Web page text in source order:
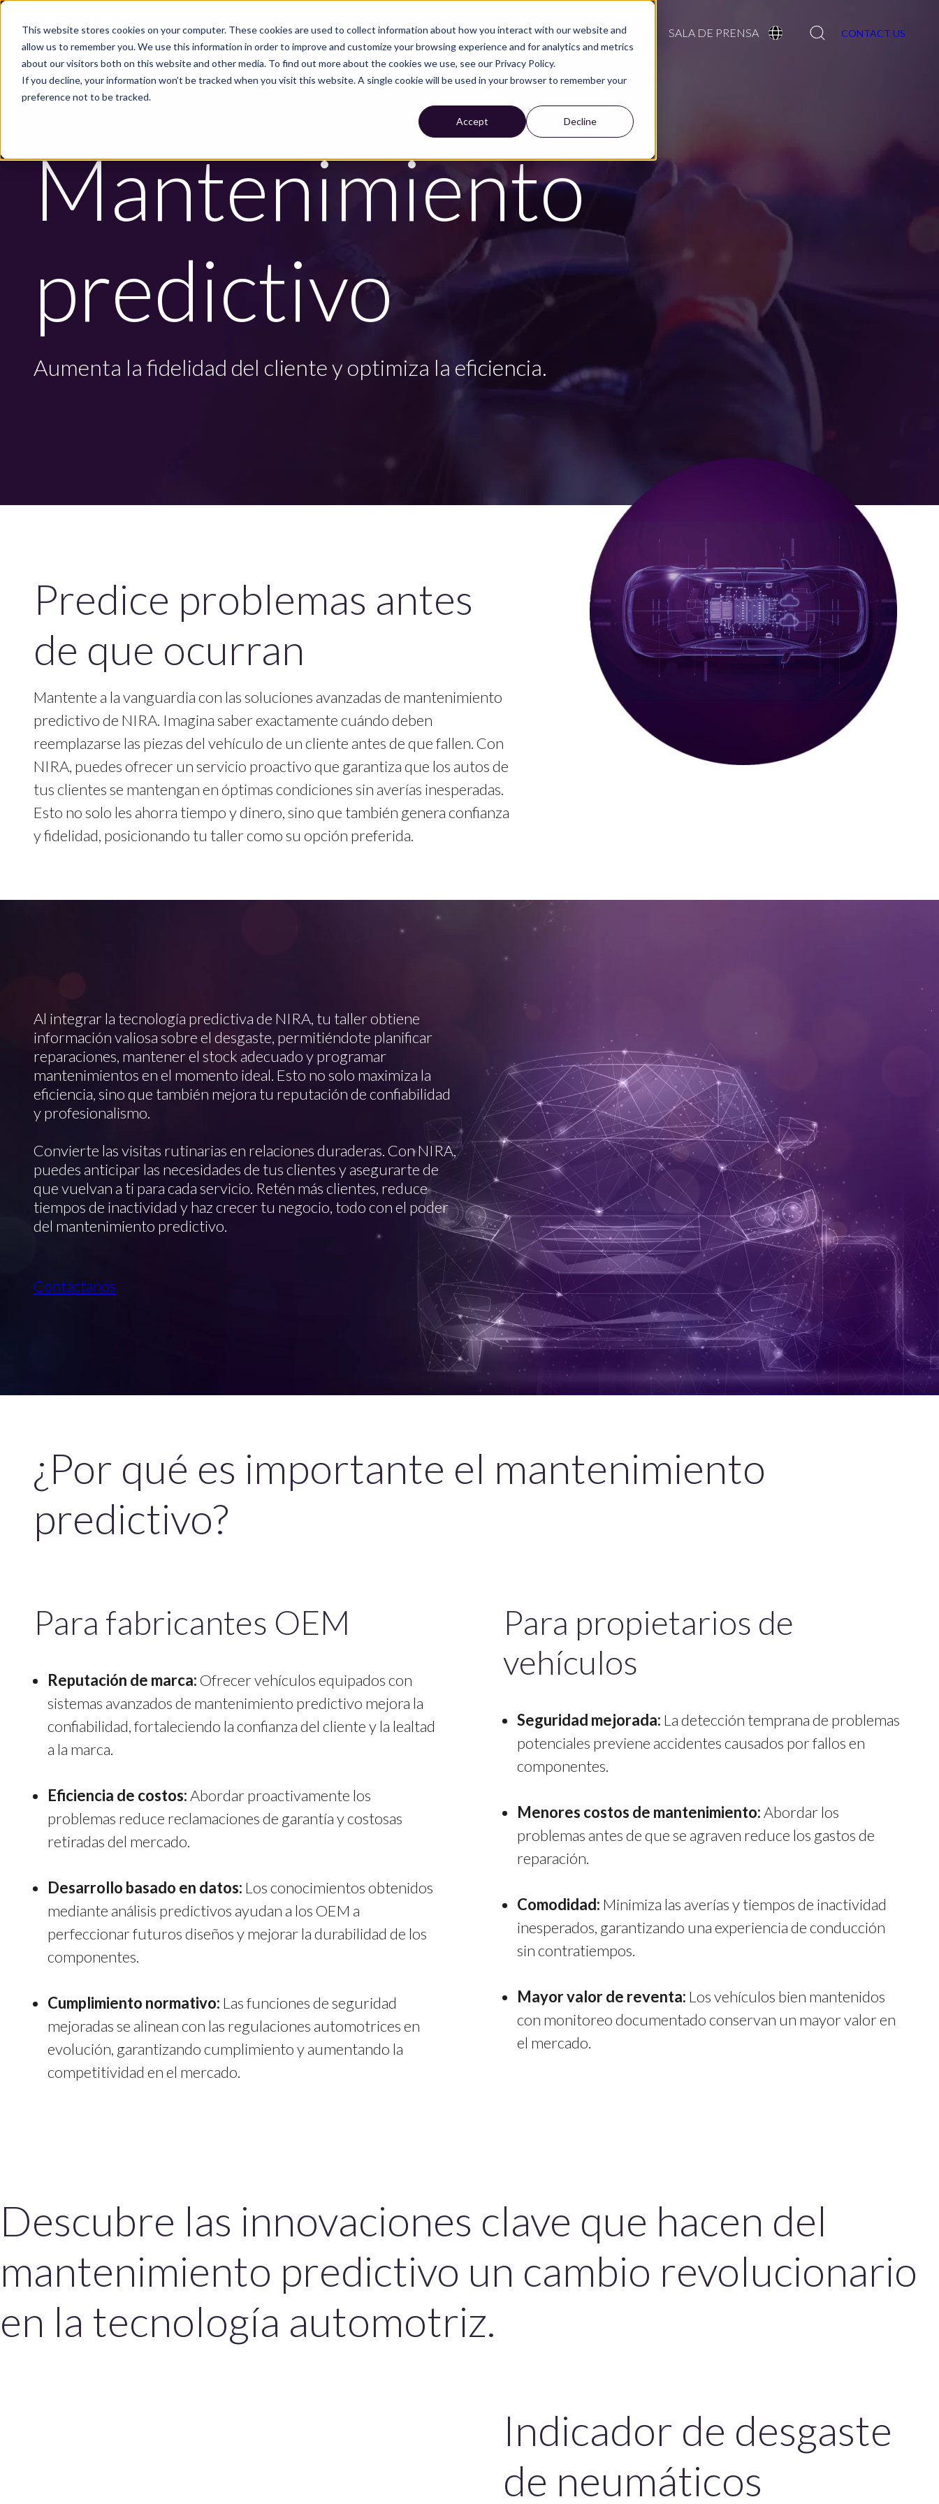
This website stores cookies on your computer. These cookies are used to collect information about how you interact with our website and
allow us to remember you. We use this information in order to improve and customize your browsing experience and for analytics and metrics
about our visitors both on this website and other media. To find out more about the cookies we use, see our Privacy Policy.
If you decline, your information won’t be tracked when you visit this website. A single cookie will be used in your browser to remember your
preference not to be tracked.
Accept Decline
Skip to main content
PRODUCTOS INDUSTRIALS SOMOS NIRA CARRERA ÚLTIMO SALA DE PRENSA Search
CONTACT US
Mantenimiento
predictivo
Aumenta la fidelidad del cliente y optimiza la eficiencia.
Predice problemas antes
de que ocurran
Mantente a la vanguardia con las soluciones avanzadas de mantenimiento
predictivo de NIRA. Imagina saber exactamente cuándo deben
reemplazarse las piezas del vehículo de un cliente antes de que fallen. Con
NIRA, puedes ofrecer un servicio proactivo que garantiza que los autos de
tus clientes se mantengan en óptimas condiciones sin averías inesperadas.
Esto no solo les ahorra tiempo y dinero, sino que también genera confianza
y fidelidad, posicionando tu taller como su opción preferida.
Al integrar la tecnología predictiva de NIRA, tu taller obtiene
información valiosa sobre el desgaste, permitiéndote planificar
reparaciones, mantener el stock adecuado y programar
mantenimientos en el momento ideal. Esto no solo maximiza la
eficiencia, sino que también mejora tu reputación de confiabilidad
y profesionalismo.
Convierte las visitas rutinarias en relaciones duraderas. Con NIRA,
puedes anticipar las necesidades de tus clientes y asegurarte de
que vuelvan a ti para cada servicio. Retén más clientes, reduce
tiempos de inactividad y haz crecer tu negocio, todo con el poder
del mantenimiento predictivo.
Contáctanos
¿Por qué es importante el mantenimiento
predictivo?
Para fabricantes OEM
Reputación de marca:Ofrecer vehículos equipados con
sistemas avanzados de mantenimiento predictivo mejora la
confiabilidad, fortaleciendo la confianza del cliente y la lealtad
a la marca.
Eficiencia de costos:Abordar proactivamente los
problemas reduce reclamaciones de garantía y costosas
retiradas del mercado.
Desarrollo basado en datos: Los conocimientos obtenidos
mediante análisis predictivos ayudan a los OEM a
perfeccionar futuros diseños y mejorar la durabilidad de los
componentes.
Cumplimiento normativo: Las funciones de seguridad
mejoradas se alinean con las regulaciones automotrices en
evolución, garantizando cumplimiento y aumentando la
competitividad en el mercado.
Para propietarios de
vehículos
Seguridad mejorada: La detección temprana de problemas
potenciales previene accidentes causados por fallos en
componentes.
Menores costos de mantenimiento:Abordar los
problemas antes de que se agraven reduce los gastos de
reparación.
Comodidad: Minimiza las averías y tiempos de inactividad
inesperados, garantizando una experiencia de conducción
sin contratiempos.
Mayor valor de reventa: Los vehículos bien mantenidos
con monitoreo documentado conservan un mayor valor en
el mercado.
Descubre las innovaciones clave que hacen del
mantenimiento predictivo un cambio revolucionario
en la tecnología automotriz.
Indicador de desgaste
de neumáticos